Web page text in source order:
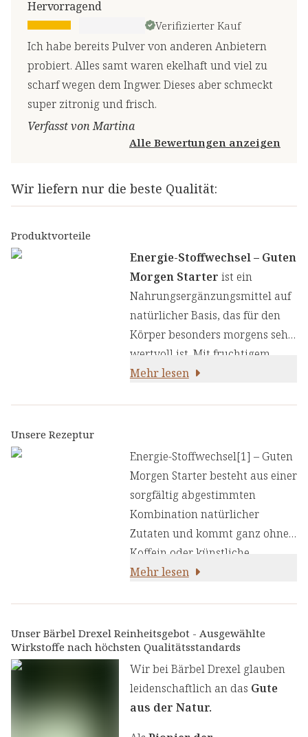
Hervorragend
Verifizierter Kauf
Ich habe bereits Pulver von anderen Anbietern
probiert. Alles samt waren ekelhaft und viel zu
scharf wegen dem Ingwer. Dieses aber schmeckt
super zitronig und frisch.
Verfasst von Martina
Alle Bewertungen anzeigen
Wir liefern nur die beste Qualität:
Produktvorteile
Energie-Stoffwechsel – Guten
Morgen Starter ist ein
Nahrungsergänzungsmittel auf
natürlicher Basis, das für den
Körper besonders morgens sehr
wertvoll ist. Mit fruchtigem
Zitronengeschmack, bewährten
Mehr lesen
Unsere Rezeptur
Energie-Stoffwechsel[1] – Guten
Morgen Starter besteht aus einer
sorgfältig abgestimmten
Kombination natürlicher
Zutaten und kommt ganz ohne
Koffein oder künstliche
Wachmacher aus.
Mehr lesen
Unser Bärbel Drexel Reinheitsgebot - Ausgewählte
Wirkstoffe nach höchsten Qualitätsstandards
Wir bei Bärbel Drexel glauben
leidenschaftlich an das Gute
aus der Natur.